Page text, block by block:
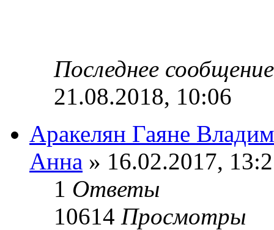
Последнее
21.08.2018, 10:06
Аракелян Гаяне
Анна » 16.02.2017,
1 Ответы
10614 Просмотры